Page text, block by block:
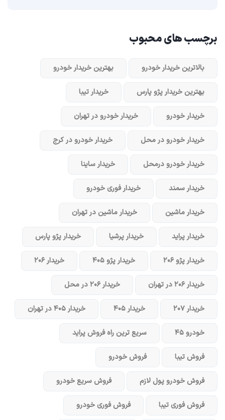
برچسب های محبوب
بالاترین خریدار خودرو بهترین خریدار خودرو
بهترین خریدار پژو پارس خریدار تیبا
خریدار خودرو خریدار خودرو در تهران
خریدار خودرو در محل خریدار خودرو در کرج
خریدار خودرو در‌محل خریدار ساینا
خریدار سمند خریدار فوری خودرو
خریدار ماشین خریدار ماشین در تهران
خریدار پراید خریدار پرشیا خریدار پژو پارس
خریدار پژو ۲۰۶ خریدار پژو ۴۰۵ خریدار ۲۰۶
خریدار ۲۰۶ در تهران خریدار ۲۰۶ در محل
خریدار ۲۰۷ خریدار ۴۰۵ خریدار ۴۰۵ در تهران
خودرو ۴۵ سریع ترین راه فروش پراید
فروش تیبا فروش خودرو
فروش خودرو پول لازم فروش سریع خودرو
فروش فوری تیبا فروش فوری خودرو